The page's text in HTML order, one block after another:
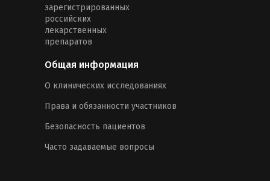
зарегистрированных
российских
лекарственных
препаратов
Общая информация
О клинических исследованиях
Права и обязанности участников
Безопасность пациентов
Часто задаваемые вопросы